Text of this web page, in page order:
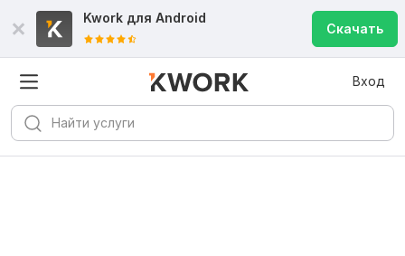
Kwork для Android
Скачать
Вход